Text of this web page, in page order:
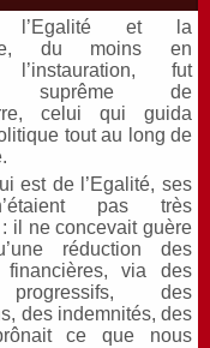
l’Egalité et la
du moins en
l’instauration, fut
suprême de
celui qui guida
tout au long de
est de l’Egalité, ses
pas très
il ne concevait guère
réduction des
financières, via des
des
des indemnités, des
ce que nous